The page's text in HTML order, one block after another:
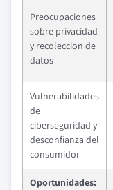
Preocupaciones
sobre privacidad
y recoleccion de
datos
Vulnerabilidades
de
ciberseguridad y
desconfianza del
consumidor
Oportunidades: